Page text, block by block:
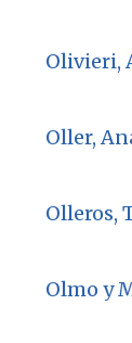
Olivieri,
Oller,
Olleros,
Olmo y